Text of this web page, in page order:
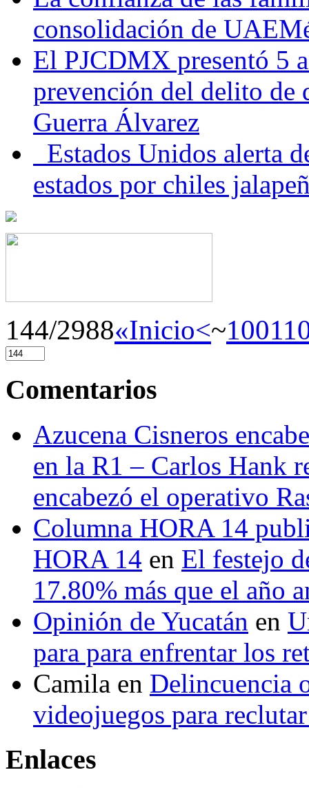
consolidación de
El PJCDMX presentó 5
prevención del delito de
Guerra Álvarez
Estados Unidos alerta
estados por chiles
144/2988«Inicio<~100
Comentarios
Azucena Cisneros
en la R1 – Carlos Hank
encabezó el operativo
Columna HORA 14
HORA 14 en El festejo
17.80% más que el año
Opinión de Yucatán en
para para enfrentar los
Camila en Delincuencia
videojuegos para
Enlaces